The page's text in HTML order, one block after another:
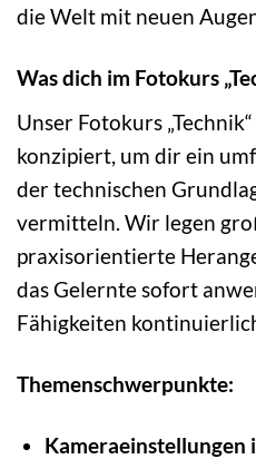
die Welt mit neuen
Was dich im Fotokurs
Unser Fotokurs
konzipiert, um dir ein
der technischen
vermitteln. Wir legen
praxisorientierte
das Gelernte sofort
Fähigkeiten
Themenschwerpunkte:
Kameraeinstellungen